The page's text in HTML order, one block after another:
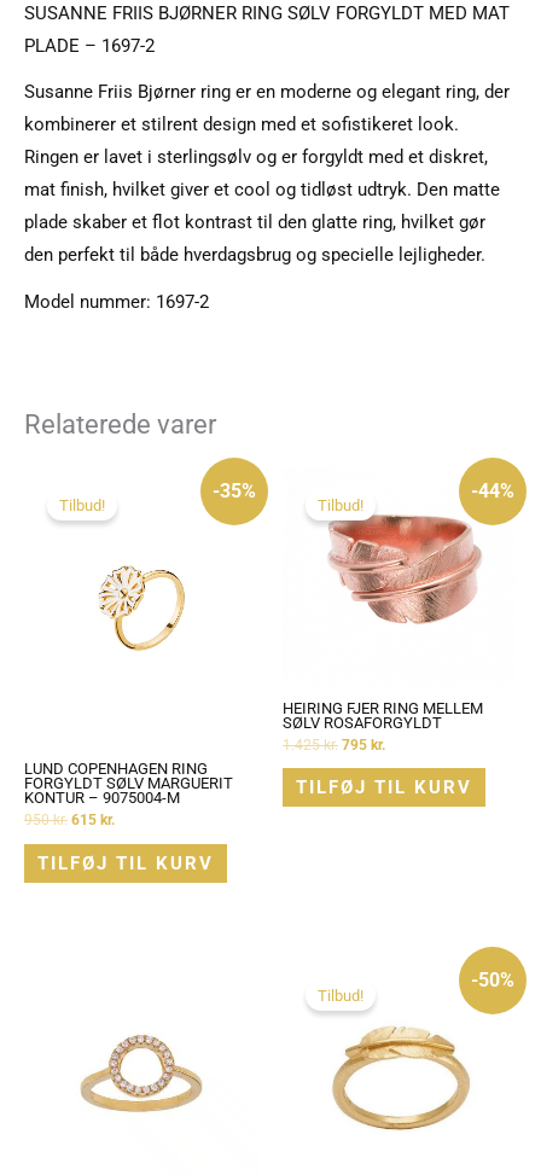
SUSANNE FRIIS BJØRNER RING SØLV FORGYLDT MED MAT
PLADE – 1697-2
Susanne Friis Bjørner ring er en moderne og elegant ring, der
kombinerer et stilrent design med et sofistikeret look.
Ringen er lavet i sterlingsølv og er forgyldt med et diskret,
mat finish, hvilket giver et cool og tidløst udtryk. Den matte
plade skaber et flot kontrast til den glatte ring, hvilket gør
den perfekt til både hverdagsbrug og specielle lejligheder.
Model nummer: 1697-2
Relaterede varer
-35%
Tilbud!
LUND COPENHAGEN RING
FORGYLDT SØLV MARGUERIT
KONTUR – 9075004-M
950kr.
pris
var:
950 kr..
615 kr.
er:
TILFØJ TIL KURV
-44%
Tilbud!
HEIRING FJER RING MELLEM
SØLV ROSAFORGYLDT
1.425kr.
pris
var:
1.425 kr..
795 kr.
er:
795 kr..
TILFØJ TIL KURV
-50%
Tilbud!
pris
var:
795 kr..
er: